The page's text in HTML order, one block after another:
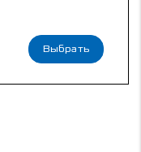
Выбрать